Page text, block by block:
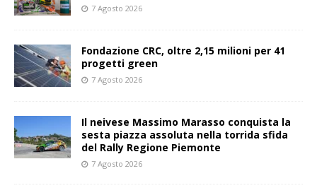
7 Agosto 2026
Fondazione CRC, oltre 2,15 milioni per 41
progetti green
7 Agosto 2026
Il neivese Massimo Marasso conquista la
sesta piazza assoluta nella torrida sfida
del Rally Regione Piemonte
7 Agosto 2026